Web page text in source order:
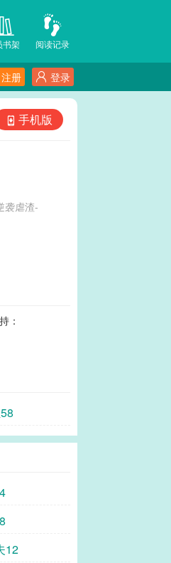
阅读记录
书架
登录
注册
手机版
袭虐渣-
：
12